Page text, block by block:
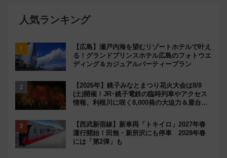
人気ランキング
【広島】瀬戸内海を望むリゾートホテルで叶え
る！グランドプリンスホテル広島のフォトウエ
ディング＆カジュアルパーティープラン
【2026年】銚子みなとまつり花火大会は8/8
(土)開催！JR･銚子電鉄の臨時列車やアクセス
情報、利根川に咲く8,000発の大迫力＆屋台を
【西武新宿線】新車両「トキイロ」2027年春
運行開始！田無・新所沢にも停車 2028年春
には「第2弾」も